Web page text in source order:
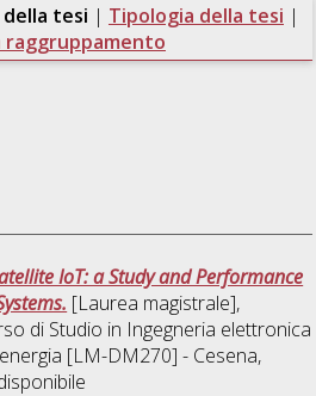
tesi | Tipologia della tesi |
raggruppamento
IoT: a Study and Performance
[Laurea magistrale],
di Studio in Ingegneria elettronica
[LM-DM270] - Cesena,